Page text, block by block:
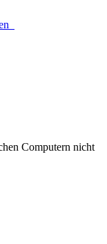
Computern nicht